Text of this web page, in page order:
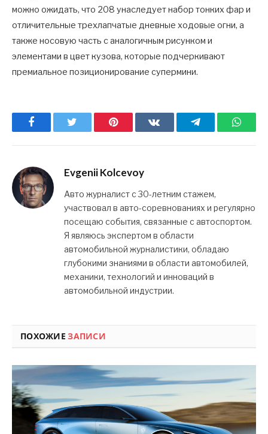
можно ожидать, что 208 унаследует набор тонких фар и
отличительные трехлапчатые дневные ходовые огни, а
также носовую часть с аналогичным рисунком и
элементами в цвет кузова, которые подчеркивают
премиальное позиционирование супермини.
Facebook Pinterest ВКонтактеTelegram
Evgenii Kolcevoy
Авто журналист с 30-летним стажем,
участвовал в авто-соревнованиях и регулярно
посещаю события, связанные с автоспортом.
Я являюсь экспертом в области
автомобильной журналистики, обладаю
глубокими знаниями в области автомобилей,
механики, технологий и инноваций в
автомобильной индустрии.
ПОХОЖИЕЗАПИСИ